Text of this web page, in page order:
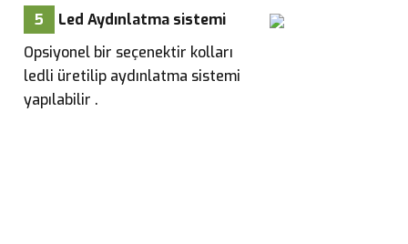
5
Led Aydınlatma sistemi
Opsiyonel bir seçenektir kolları
ledli üretilip aydınlatma sistemi
yapılabilir .